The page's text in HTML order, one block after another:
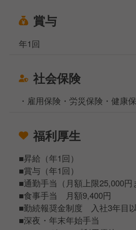
賞与
年1回
社会保険
・雇用保険・労災保険・健康
福利厚生
■昇給（年1回）
■賞与（年1回）
■通勤手当（月額上限25,000円
■食事手当 月額9,400円
■勤続報奨金制度 入社3年目
■深夜・年末年始手当